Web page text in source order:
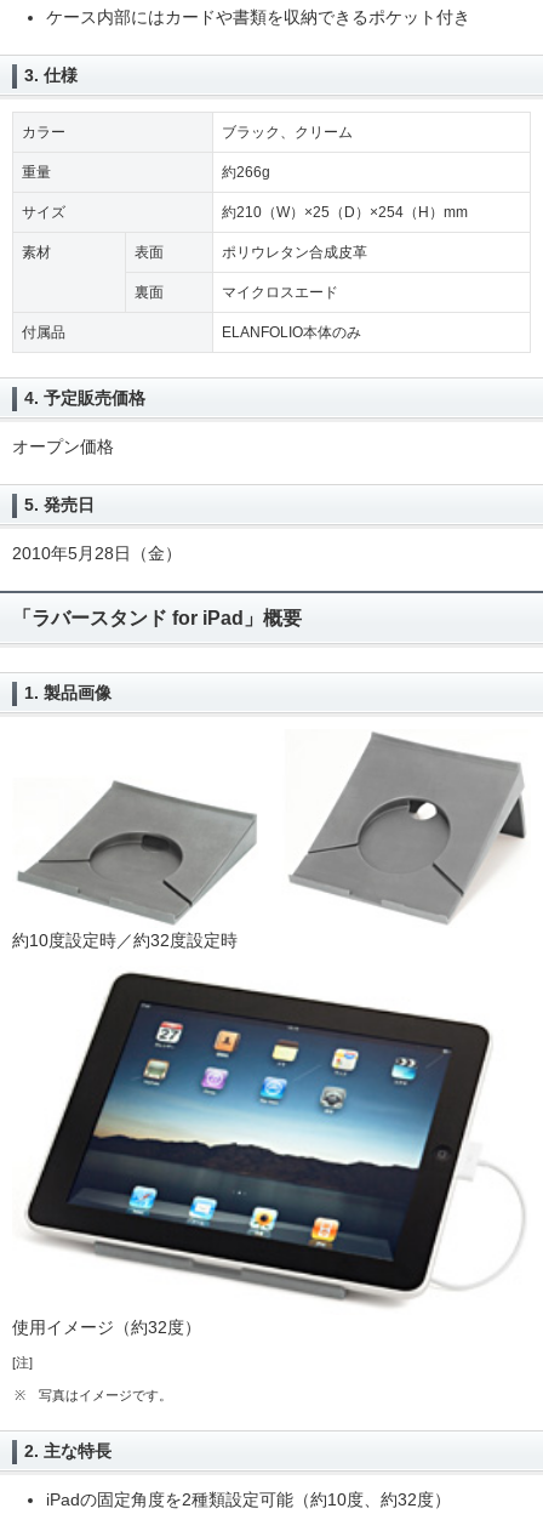
ケース内部にはカードや書類を収納できるポケット付き
3. 仕様
カラー ブラック、クリーム
重量 約266g
サイズ 約210（W）×25（D）×254（H）mm
素材 表面 ポリウレタン合成皮革
裏面 マイクロスエード
付属品 ELANFOLIO本体のみ
4. 予定販売価格
オープン価格
5. 発売日
2010年5月28日（金）
「ラバースタンド for iPad」概要
1. 製品画像
約10度設定時／約32度設定時
使用イメージ（約32度）
[注]
※ 写真はイメージです。
2. 主な特長
iPadの固定角度を2種類設定可能（約10度、約32度）